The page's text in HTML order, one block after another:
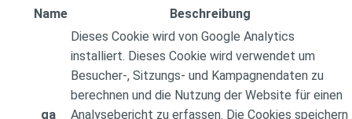
Name
Beschreibung
_ga
Dieses Cookie wird von Google Analytics
installiert. Dieses Cookie wird verwendet um
Besucher-, Sitzungs- und Kampagnendaten zu
berechnen und die Nutzung der Website für einen
Analysebericht zu erfassen. Die Cookies speichern